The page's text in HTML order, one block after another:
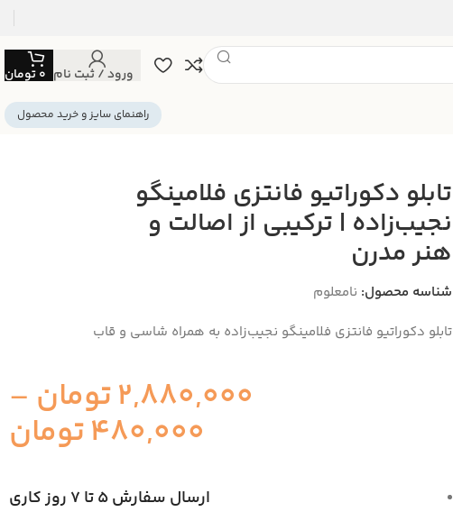
ورود / ثبت نام 0تومان
راهنمای سایز و خرید محصول
تابلو دکوراتیو فانتزی فلامینگو
نجیب‌زاده | ترکیبی از اصالت و
هنر مدرن
شناسه محصول: نامعلوم
تابلو دکوراتیو فانتزی فلامینگو نجیب‌زاده به همراه شاسی و قاب
2,880,000تومان –
480,000تومان
ارسال سفارش 5 تا 7 روز کاری